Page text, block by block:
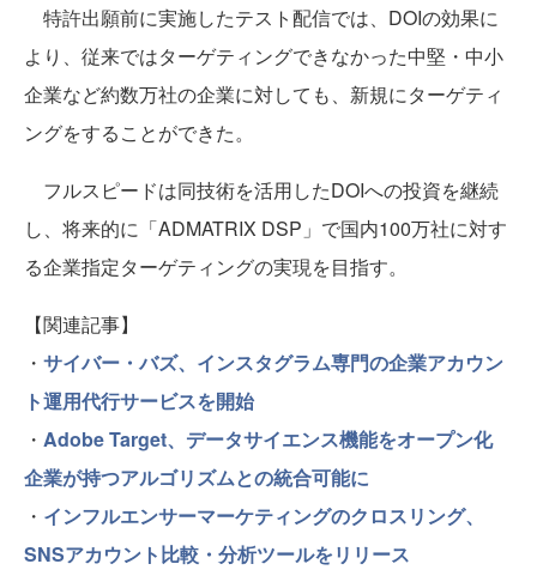
特許出願前に実施したテスト配信では、DOIの効果に
より、従来ではターゲティングできなかった中堅・中小
企業など約数万社の企業に対しても、新規にターゲティ
ングをすることができた。
フルスピードは同技術を活用したDOIへの投資を継続
し、将来的に「ADMATRIX DSP」で国内100万社に対す
る企業指定ターゲティングの実現を目指す。
【関連記事】
・ サイバー・バズ、インスタグラム専門の企業アカウン
ト運用代行サービスを開始
・ Adobe Target、データサイエンス機能をオープン化
企業が持つアルゴリズムとの統合可能に
・ インフルエンサーマーケティングのクロスリング、
SNSアカウント比較・分析ツールをリリース